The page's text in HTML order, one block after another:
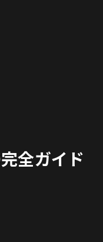
全ガイド